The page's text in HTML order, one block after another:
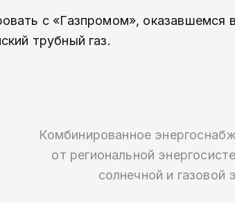
с «Газпромом», оказавшемся
трубный газ.
Комбинированное
от региональной
солнечной и газовой